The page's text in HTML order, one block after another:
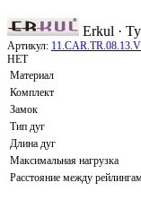
Erkul ·
Артикул:
НЕТ
Материал
Комплект
Замок
Тип дуг
Длина дуг
Максимальная нагрузка
Расстояние между